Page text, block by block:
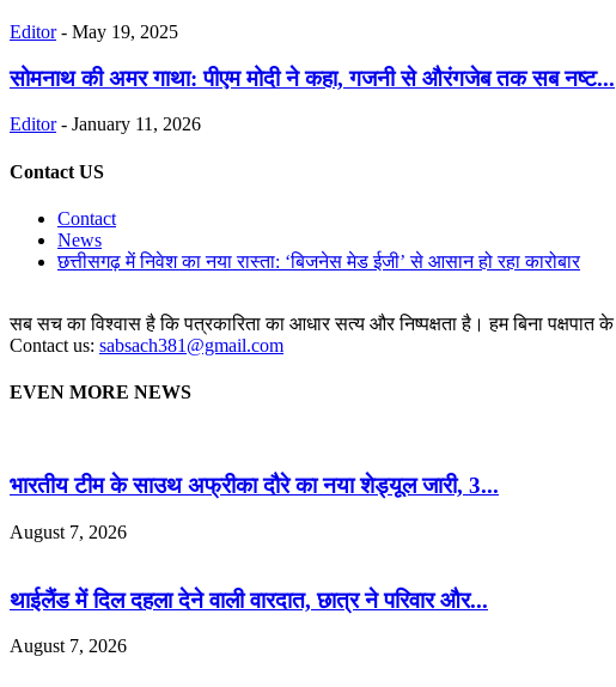
Editor - May 19, 2025
सोमनाथ की अमर गाथा: पीएम मोदी ने कहा, गजनी से औरंगजेब तक सब नष्ट...
Editor - January 11, 2026
Contact US
Contact
News
छत्तीसगढ़ में निवेश का नया रास्ता: ‘बिजनेस मेड ईजी’ से आसान हो रहा कारोबार
सब सच का विश्वास है कि पत्रकारिता का आधार सत्य और निष्पक्षता है। हम बिना
Contact us: sabsach381@gmail.com
EVEN MORE NEWS
भारतीय टीम के साउथ अफ्रीका दौरे का नया शेड्यूल जारी, 3...
August 7, 2026
थाईलैंड में दिल दहला देने वाली वारदात, छात्र ने परिवार और...
August 7, 2026